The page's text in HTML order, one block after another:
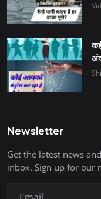
Newsletter
Get the latest news
inbox. Sign up for our